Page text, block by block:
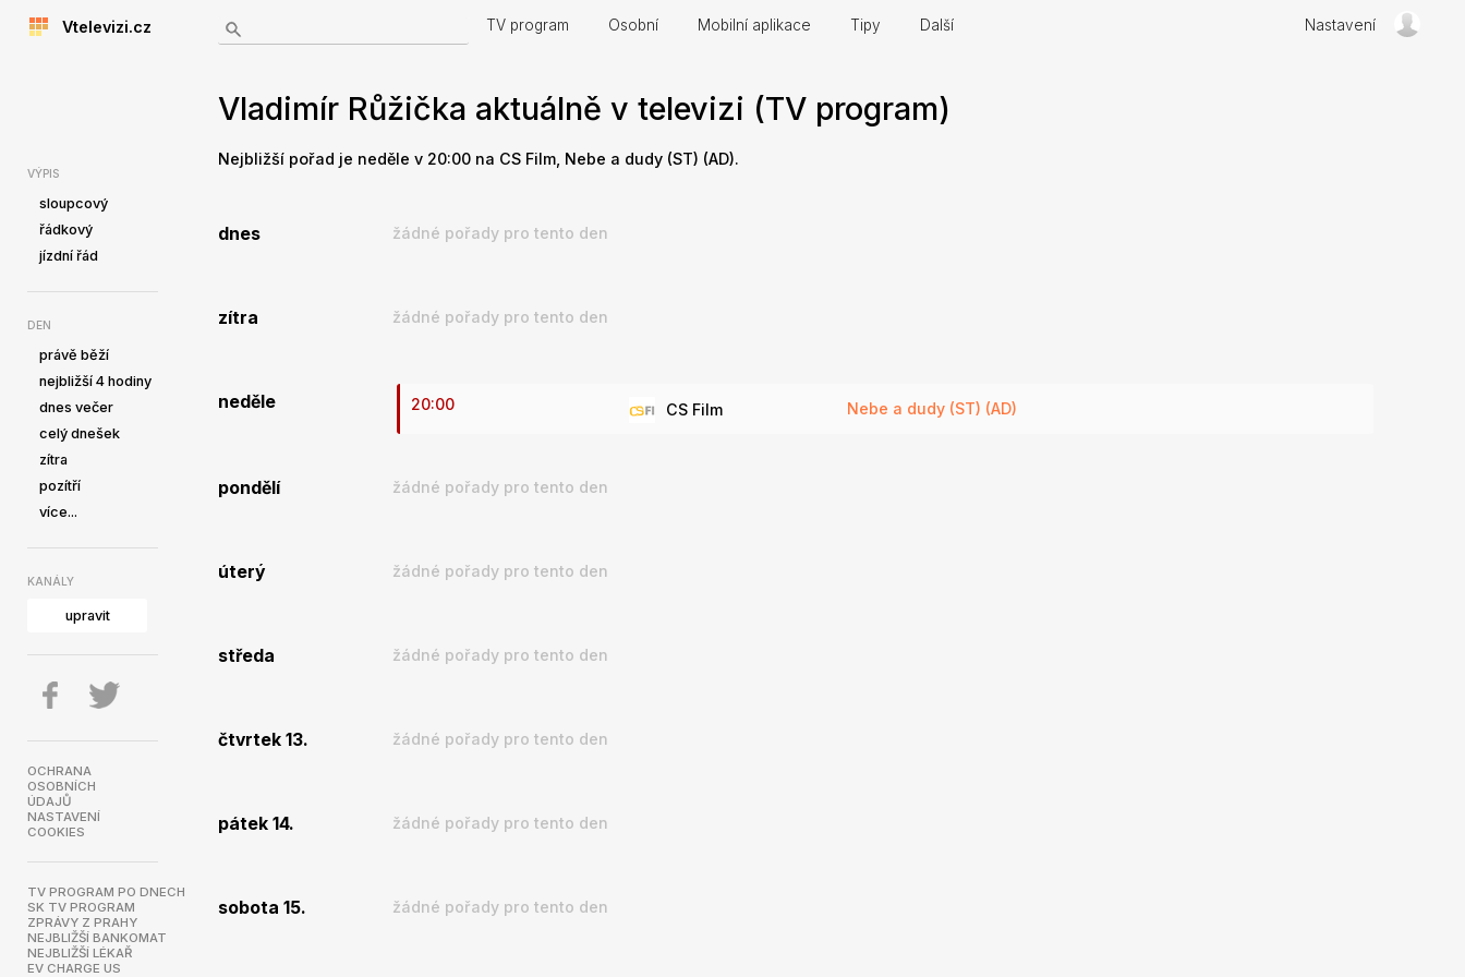
Vtelevizi.cz TV program Osobní Mobilní aplikace Tipy Další Nastavení
VÝPIS
sloupcový
řádkový
jízdní řád
DEN
právě běží
nejbližší 4 hodiny
dnes večer
celý dnešek
zítra
pozítří
více...
KANÁLY
upravit
OCHRANA
OSOBNÍCH
ÚDAJŮ
NASTAVENÍ
COOKIES
TV PROGRAM PO DNECH
SK TV PROGRAM
ZPRÁVY Z PRAHY
NEJBLIŽŠÍ BANKOMAT
NEJBLIŽŠÍ LÉKAŘ
EV CHARGE US
Vladimír Růžička aktuálně v televizi (TV program)
Nejbližší pořad je neděle v 20:00 na CS Film, Nebe a dudy (ST) (AD).
dnes žádné pořady pro tento den
zítra žádné pořady pro tento den
neděle 20:00 CS Film Nebe a dudy (ST) (AD)
pondělí žádné pořady pro tento den
úterý žádné pořady pro tento den
středa žádné pořady pro tento den
čtvrtek 13. žádné pořady pro tento den
pátek 14. žádné pořady pro tento den
sobota 15. žádné pořady pro tento den